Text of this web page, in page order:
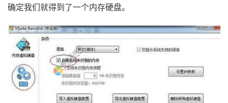
确定我们就得到了一个内存硬盘。